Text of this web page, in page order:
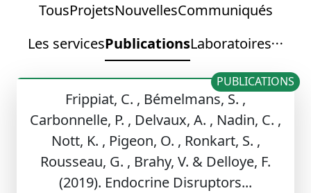
TousProjetsNouvellesCommuniqués
Les servicesPublicationsLaboratoires
Frippiat, C. , Bémelmans, S. ,
Carbonnelle, P. , Delvaux, A. , Nadin, C. ,
Nott, K. , Pigeon, O. , Ronkart, S. ,
Rousseau, G. , Brahy, V. & Delloye, F.
(2019). Endocrine Disruptors...
PUBLICATIONS